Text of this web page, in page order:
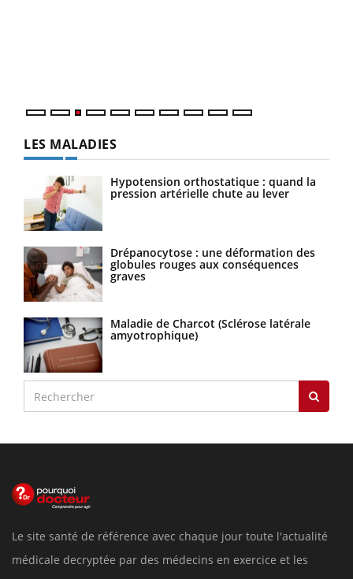
LES MALADIES
Hypotension orthostatique : quand la
pression artérielle chute au lever
Drépanocytose : une déformation des
globules rouges aux conséquences
graves
Maladie de Charcot (Sclérose latérale
amyotrophique)
Le site santé de référence avec chaque jour toute l'actualité
médicale decryptée par des médecins en exercice et les